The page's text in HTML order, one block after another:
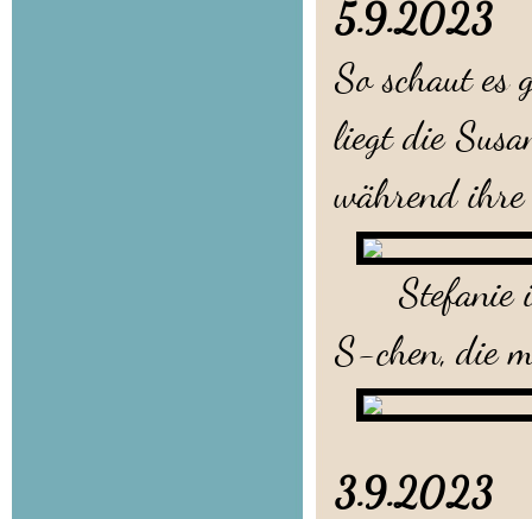
So schaut es
liegt die
während
Stefanie
S-chen, die